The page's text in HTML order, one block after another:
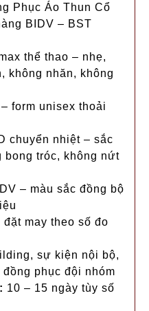
Phục Áo Thun Cổ
BIDV – BST
thể thao – nhẹ,
không nhăn, không
form unisex thoải
chuyển nhiệt – sắc
bong tróc, không nứt
– màu sắc đồng bộ
đặt may theo số đo
sự kiện nội bộ,
phục đội nhóm
10 – 15 ngày tùy số